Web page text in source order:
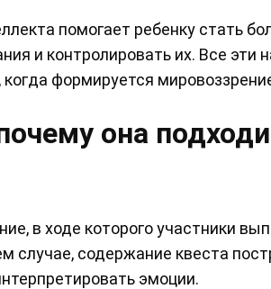
помогает ребенку стать
и контролировать их. Все эти
формируется
она
в ходе которого участники
случае, содержание квеста
эмоции.